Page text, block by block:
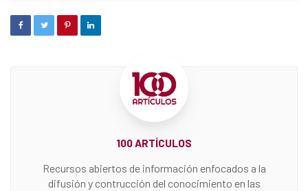
100 ARTÍCULOS
Recursos abiertos de información enfocados a la
difusión y contrucción del conocimiento en las